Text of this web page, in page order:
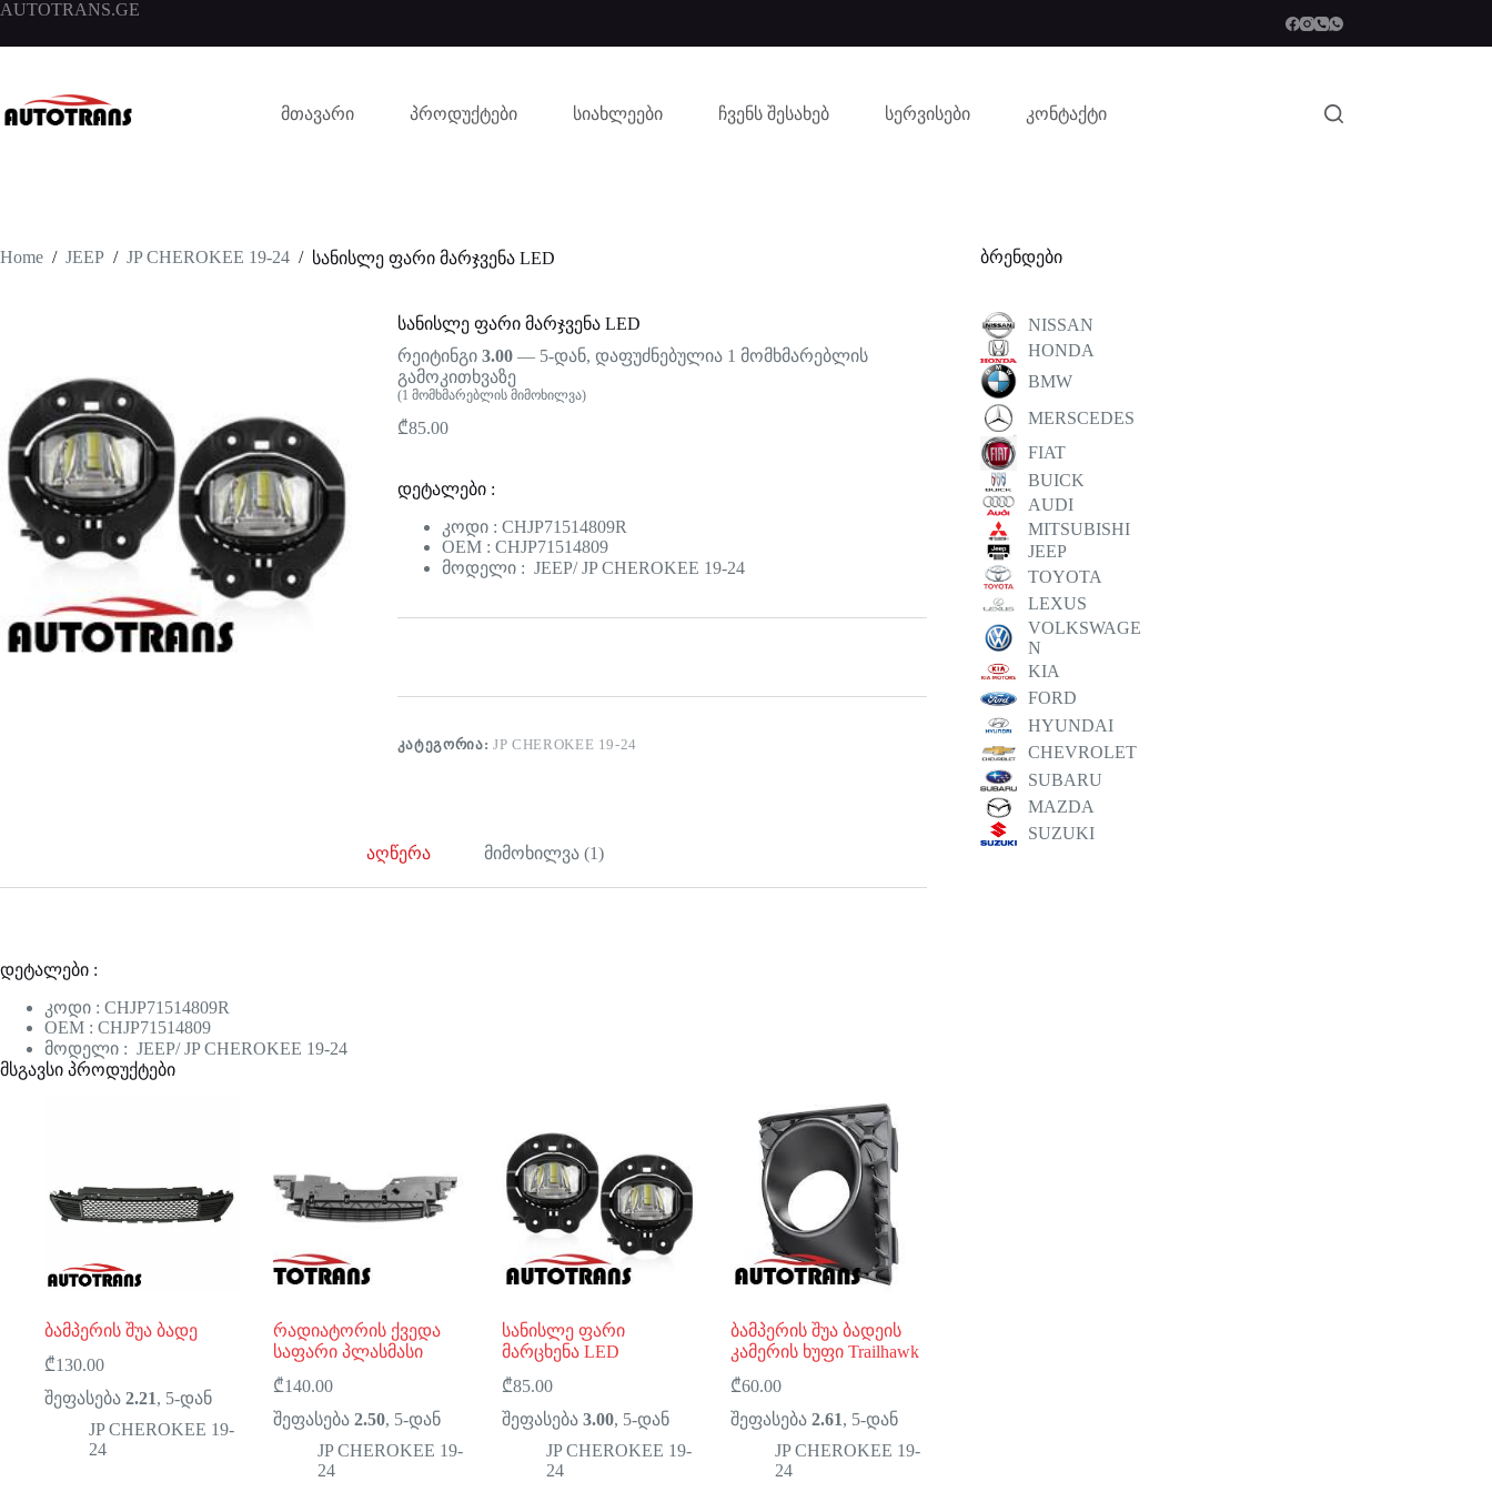
AUTOTRANS.GE
მთავარი პროდუქტები სიახლეები ჩვენს შესახებ სერვისები კონტაქტი
Home / JEEP / JP CHEROKEE 19-24 / სანისლე ფარი მარჯვენა LED
სანისლე ფარი მარჯვენა LED
რეიტინგი 3.00— 5-დან, დაფუძნებულია 1 მომხმარებლის
გამოკითხვაზე
(1 მომხმარებლის მიმოხილვა)
₾85.00
დეტალები :
კოდი : CHJP71514809R
OEM : CHJP71514809
მოდელი : JEEP/ JP CHEROKEE 19-24
ᲙᲐᲢᲔᲒᲝᲠᲘᲐ: JP CHEROKEE 19-24
აღწერა მიმოხილვა (1)
დეტალები :
კოდი : CHJP71514809R
OEM : CHJP71514809
მოდელი : JEEP/ JP CHEROKEE 19-24
მსგავსი პროდუქტები
ბამპერის შუა ბადე
₾130.00
შეფასება 2.21, 5-დან
JP CHEROKEE 19-
24
რადიატორის ქვედა
საფარი პლასმასი
₾140.00
შეფასება2.50, 5-დან
JP CHEROKEE 19-
24
სანისლე ფარი
მარცხენა LED
₾85.00
შეფასება3.00, 5-დან
JP CHEROKEE 19-
24
ბამპერის შუა ბადეის
კამერის ხუფი Trailhawk
₾60.00
შეფასება2.61, 5-დან
JP CHEROKEE 19-
24
ბრენდები
NISSAN
HONDA
BMW
MERSCEDES
FIAT
BUICK
AUDI
MITSUBISHI
JEEP
TOYOTA
LEXUS
VOLKSWAGE
N
KIA
FORD
HYUNDAI
CHEVROLET
SUBARU
MAZDA
SUZUKI